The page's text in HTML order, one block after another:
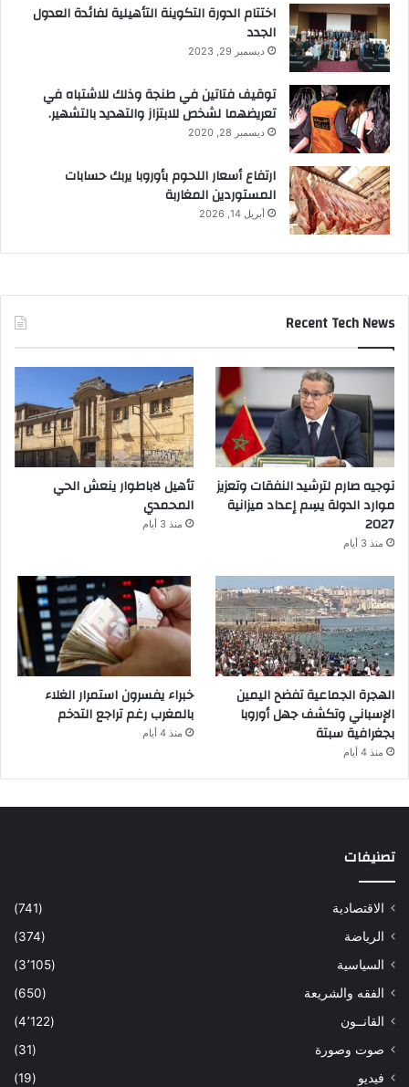
اختتام الدورة التكوينة التأهيلية لفائدة العدول
الجدد
ديسمبر 29, 2023
توقيف فتاتين في طنجة وذلك للاشتباه في
تعريضهما لشخص للابتزاز والتهديد بالتشهير.
ديسمبر 28, 2020
ارتفاع أسعار اللحوم بأوروبا يربك حسابات
المستوردين المغاربة
أبريل 14, 2026
Recent Tech News
توجيه صارم لترشيد النفقات وتعزيز
موارد الدولة يسِم إعداد ميزانية
2027
منذ 3 أيام
تأهيل لاباطوار ينعش الحي
المحمدي
منذ 3 أيام
الهجرة الجماعية تفضح اليمين
الإسباني وتكشف جهل أوروبا
بجغرافية سبتة
منذ 4 أيام
خبراء يفسرون استمرار الغلاء
بالمغرب رغم تراجع التدخم
منذ 4 أيام
تصنيفات
الاقتصادية
(741)
الرياضة
(374)
السياسية
(3٬105)
الفقه والشريعة
(650)
القانــون
(4٬122)
صوت وصورة
(31)
فيديو
(19)